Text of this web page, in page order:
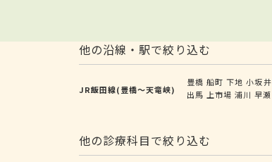
他の沿線・駅で絞り込む
JR飯田線(豊橋～天竜峡)
豊橋 船町 下地 小坂井
出馬 上市場 浦川 早瀬
他の診療科目で絞り込む